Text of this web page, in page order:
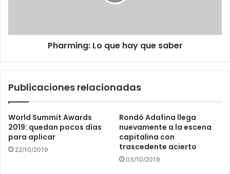
Pharming: Lo que hay que saber
Publicaciones relacionadas
World Summit Awards
2019: quedan pocos días
para aplicar
22/10/2019
Rondó Adafina llega
nuevamente a la escena
capitalina con
trascedente acierto
03/10/2019